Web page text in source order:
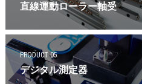
直線運動ローラー軸受
PRODUCT 05
デジタル測定器